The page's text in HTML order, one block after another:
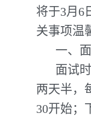
将于3月6
关事项温
一、
面试
两天半，
30开始；